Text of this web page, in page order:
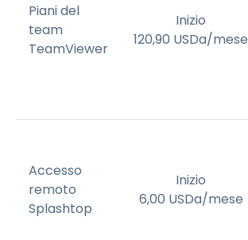
Piani del
team
TeamViewer
Inizio
120,90 USDa/mese
Accesso
remoto
Splashtop
Inizio
6,00 USDa/mese